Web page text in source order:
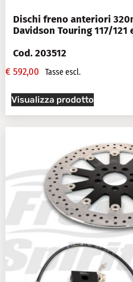
Dischi freno anteriori
Davidson Touring 117/121
Cod. 203512
€ 592,00 Tasse escl.
Visualizza prodotto